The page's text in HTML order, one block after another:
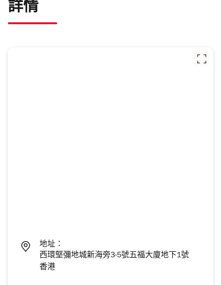
詳情
地址：
西環堅彌地城新海旁3-5號五福大廈地下1號
香港